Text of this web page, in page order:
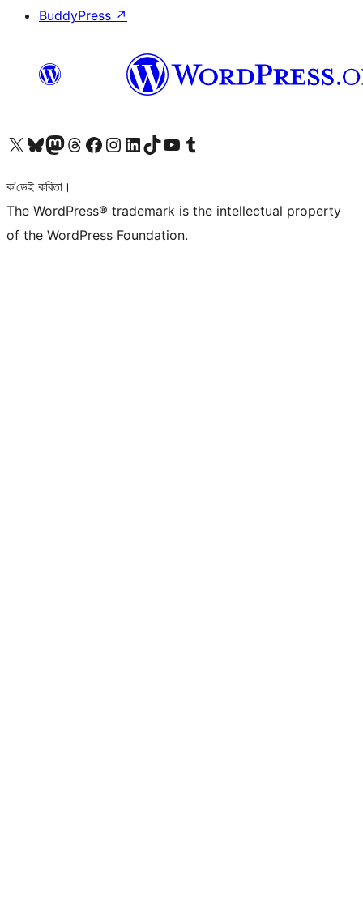
BuddyPress ↗
আমাৰ X (আগৰ Twitter) একাউণ্টলৈ যাওকআমাৰ Bluesky একাউণ্টলৈ যাওকআমাৰ Mastodon একাউণ্টলৈ যাওকআমাৰ Threads একাউণ্টলৈ যাওকআমাৰ Facebook পৃষ্ঠালৈ যাওকআমাৰ Instagram একাউণ্টলৈ যাওকআমাৰ LinkedIn একাউণ্টলৈ যাওকআমাৰ TikTok একাউণ্টলৈ যাওকআমাৰ YouTube চেনেললৈ যাওকআমাৰ Tumblr একাউণ্টলৈ যাওক
ক’ডেই কবিতা।
The WordPress® trademark is the intellectual property
of the WordPress Foundation.